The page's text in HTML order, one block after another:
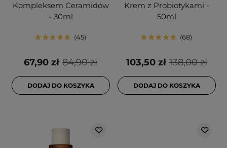
Kompleksem Ceramidów
- 30ml
45
84,90 zł
67,90 zł
DODAJ DO KOSZYKA
Krem z Probiotykami -
50ml
68
138,00 zł
103,50 zł
DODAJ DO KOSZYKA